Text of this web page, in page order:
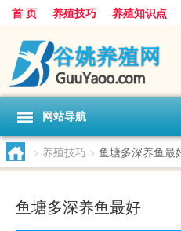
首 页 养殖技巧 养殖知识点
网站导航
> 养殖技巧 > 鱼塘多深养鱼最
鱼塘多深养鱼最好